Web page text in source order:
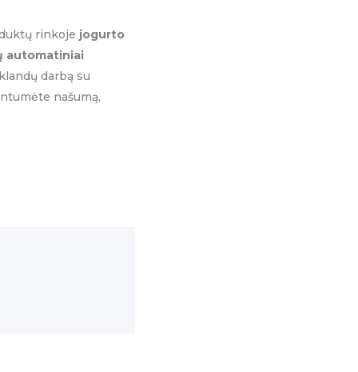
rinkoje jogurto
automatiniai
darbą su
našumą,